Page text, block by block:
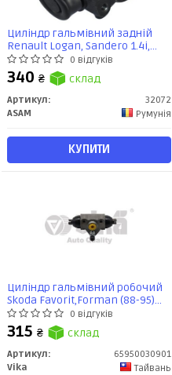
Циліндр гальмівний задній
Renault Logan, Sandero 1.4i,
1.5d, 1.6i (05-) (19мм) (32072)
Asam
0 відгуків
340 ₴ склад
Артикул:
32072
ASAM
Румунія
КУПИТИ
Циліндр гальмівний робочий
Skoda Favorit,Forman (88-95)
(65950030901) VIKA
0 відгуків
315 ₴ склад
Артикул:
65950030901
Vika
Тайвань